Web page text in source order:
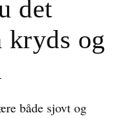
det
og
både sjovt og